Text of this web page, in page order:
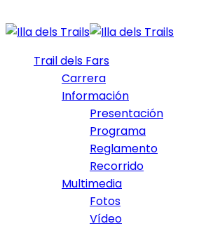
Trail dels Fars
Carrera
Información
Presentación
Programa
Reglamento
Recorrido
Multimedia
Fotos
Vídeo